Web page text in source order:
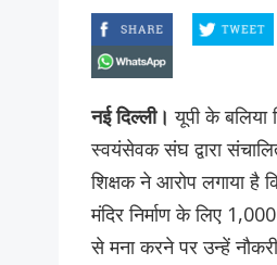
नई दिल्ली।यूपी के बलिया
स्वयंसेवक संघ द्वारा
शिक्षक ने आरोप लगाया है
मंदिर निर्माण के लिए
से मना करने पर उन्हें